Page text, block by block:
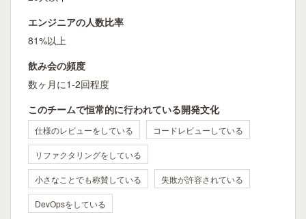
エンジニアの人数比率
81%以上
飲み会の頻度
数ヶ月に1-2回程度
このチームで恒常的に行われている開発文化
仕様のレビューをしている コードレビューしている
リファクタリングをしている
小さなことでも称賛している 失敗が許容されている
DevOpsをしている